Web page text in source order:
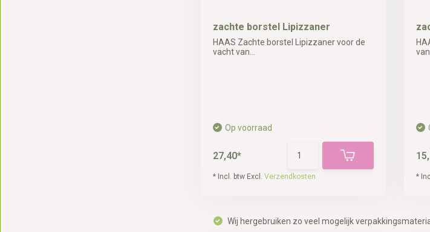
zachte borstel Lipizzaner
HAAS Zachte borstel Lipizzaner voor de
vacht van...
Op voorraad
27,40*
* Incl. btw Excl. Verzendkosten
van
*
Wij hergebruiken zo veel mogelijk